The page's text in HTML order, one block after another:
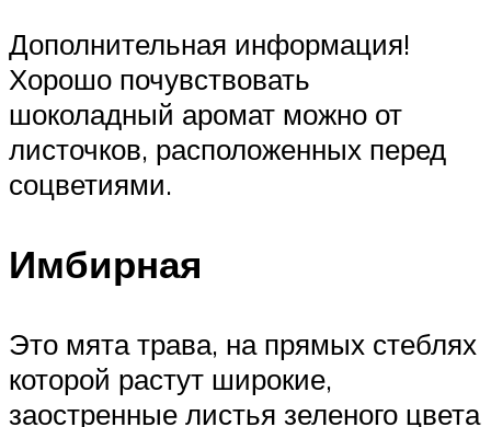
Дополнительная информация!
Хорошо почувствовать
шоколадный аромат можно от
листочков, расположенных перед
соцветиями.
Имбирная
Это мята трава, на прямых стеблях
которой растут широкие,
заостренные листья зеленого цвета